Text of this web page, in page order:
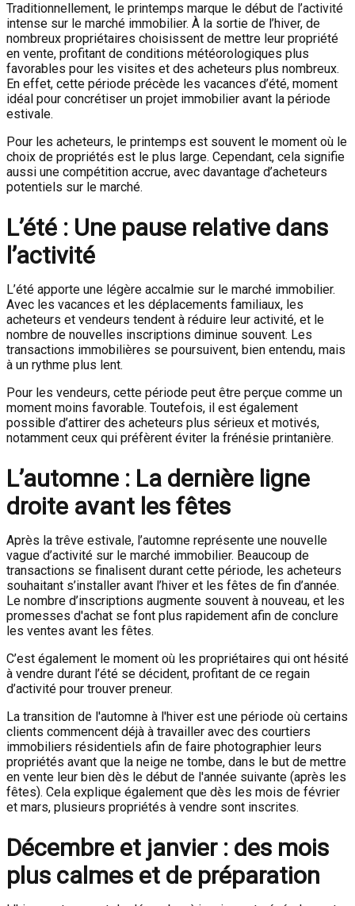
Traditionnellement, le printemps marque le début de l’activité
intense sur le marché immobilier. À la sortie de l’hiver, de
nombreux propriétaires choisissent de mettre leur propriété
en vente, profitant de conditions météorologiques plus
favorables pour les visites et des acheteurs plus nombreux.
En effet, cette période précède les vacances d’été, moment
idéal pour concrétiser un projet immobilier avant la période
estivale.
Pour les acheteurs, le printemps est souvent le moment où le
choix de propriétés est le plus large. Cependant, cela signifie
aussi une compétition accrue, avec davantage d’acheteurs
potentiels sur le marché.
L’été : Une pause relative dans
l’activité
L’été apporte une légère accalmie sur le marché immobilier.
Avec les vacances et les déplacements familiaux, les
acheteurs et vendeurs tendent à réduire leur activité, et le
nombre de nouvelles inscriptions diminue souvent. Les
transactions immobilières se poursuivent, bien entendu, mais
à un rythme plus lent.
Pour les vendeurs, cette période peut être perçue comme un
moment moins favorable. Toutefois, il est également
possible d’attirer des acheteurs plus sérieux et motivés,
notamment ceux qui préfèrent éviter la frénésie printanière.
L’automne : La dernière ligne
droite avant les fêtes
Après la trêve estivale, l’automne représente une nouvelle
vague d’activité sur le marché immobilier. Beaucoup de
transactions se finalisent durant cette période, les acheteurs
souhaitant s’installer avant l’hiver et les fêtes de fin d’année.
Le nombre d’inscriptions augmente souvent à nouveau, et les
promesses d'achat se font plus rapidement afin de conclure
les ventes avant les fêtes.
C’est également le moment où les propriétaires qui ont hésité
à vendre durant l’été se décident, profitant de ce regain
d’activité pour trouver preneur.
La transition de l'automne à l'hiver est une période où certains
clients commencent déjà à travailler avec des courtiers
immobiliers résidentiels afin de faire photographier leurs
propriétés avant que la neige ne tombe, dans le but de mettre
en vente leur bien dès le début de l'année suivante (après les
fêtes). Cela explique également que dès les mois de février
et mars, plusieurs propriétés à vendre sont inscrites.
Décembre et janvier : des mois
plus calmes et de préparation